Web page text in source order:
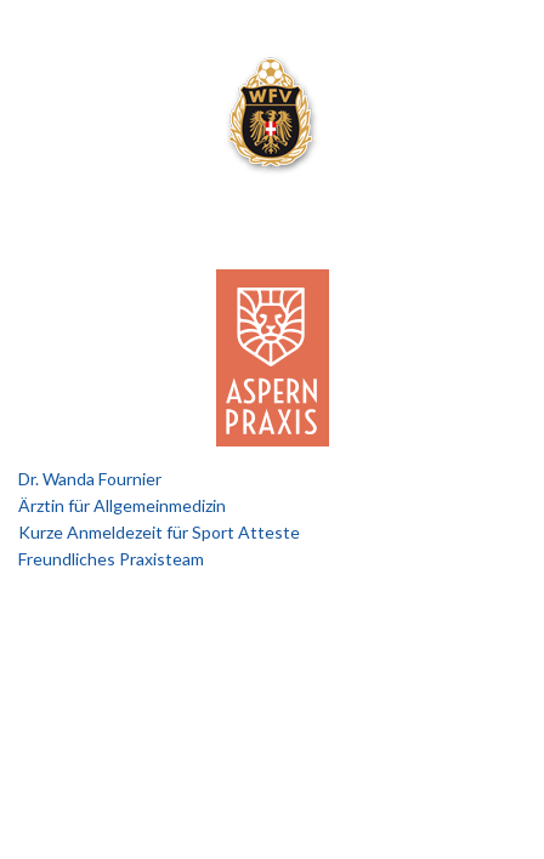
Dr. Wanda Fournier
Ärztin für Allgemeinmedizin
Kurze Anmeldezeit für Sport Atteste
Freundliches Praxisteam